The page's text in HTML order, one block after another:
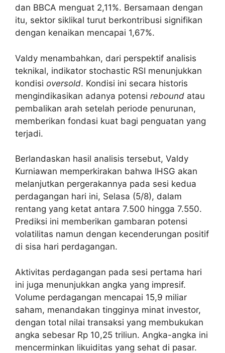
dan BBCA menguat 2,11%. Bersamaan dengan
itu, sektor siklikal turut berkontribusi signifikan
dengan kenaikan mencapai 1,67%.
Valdy menambahkan, dari perspektif analisis
teknikal, indikator stochastic RSI menunjukkan
kondisi oversold. Kondisi ini secara historis
mengindikasikan adanya potensi rebound atau
pembalikan arah setelah periode penurunan,
memberikan fondasi kuat bagi penguatan yang
terjadi.
Berlandaskan hasil analisis tersebut, Valdy
Kurniawan memperkirakan bahwa IHSG akan
melanjutkan pergerakannya pada sesi kedua
perdagangan hari ini, Selasa (5/8), dalam
rentang yang ketat antara 7.500 hingga 7.550.
Prediksi ini memberikan gambaran potensi
volatilitas namun dengan kecenderungan positif
di sisa hari perdagangan.
Aktivitas perdagangan pada sesi pertama hari
ini juga menunjukkan angka yang impresif.
Volume perdagangan mencapai 15,9 miliar
saham, menandakan tingginya minat investor,
dengan total nilai transaksi yang membukukan
angka sebesar Rp 10,25 triliun. Angka-angka ini
mencerminkan likuiditas yang sehat di pasar.